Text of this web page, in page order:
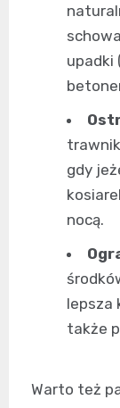
upadki
gdy
nocą.
lepsza
także
Warto też